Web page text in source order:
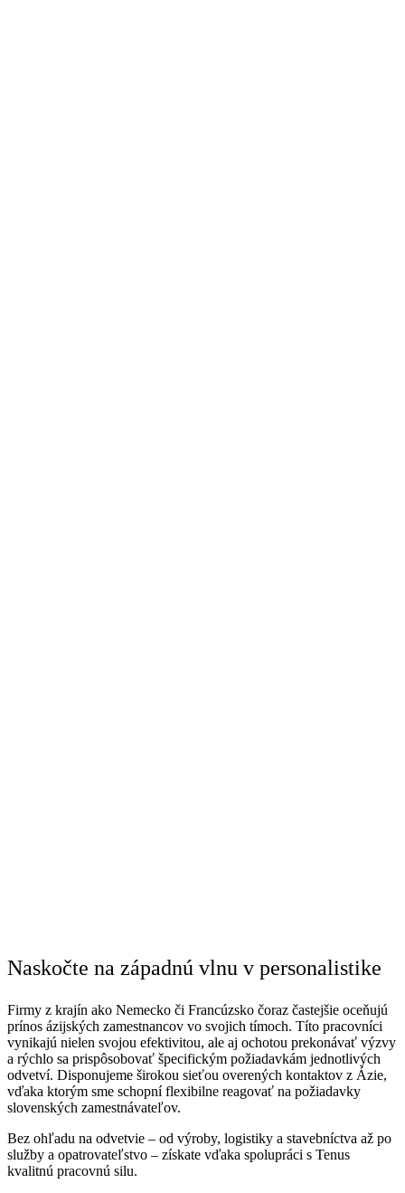
Naskočte na západnú vlnu v personalistike
Firmy z krajín ako Nemecko či Francúzsko čoraz častejšie oceňujú
prínos ázijských zamestnancov vo svojich tímoch. Títo pracovníci
vynikajú nielen svojou efektivitou, ale aj ochotou prekonávať výzvy
a rýchlo sa prispôsobovať špecifickým požiadavkám jednotlivých
odvetví. Disponujeme širokou sieťou overených kontaktov z Ázie,
vďaka ktorým sme schopní flexibilne reagovať na požiadavky
slovenských zamestnávateľov.
Bez ohľadu na odvetvie – od výroby, logistiky a stavebníctva až po
služby a opatrovateľstvo – získate vďaka spolupráci s Tenus
kvalitnú pracovnú silu.